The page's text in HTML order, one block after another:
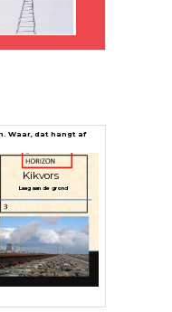
Kikvors
Waar, dat hangt af
Laag aan de grond